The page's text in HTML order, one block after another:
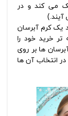
می کند و در
یک کرم آبرسان
تر خرید خود را
ها بر روی
انتخاب آن ها